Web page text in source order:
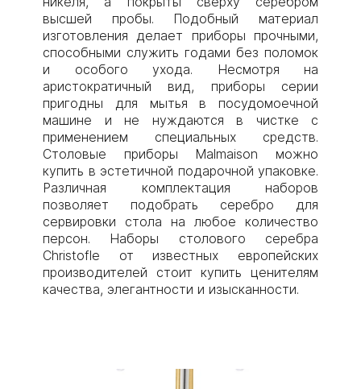
высшей пробы. Подобный материал
изготовления делает приборы прочными,
способными служить годами без поломок
и особого ухода. Несмотря на
аристократичный вид, приборы серии
пригодны для мытья в посудомоечной
машине и не нуждаются в чистке с
применением специальных средств.
Столовые приборы Malmaison можно
купить в эстетичной подарочной упаковке.
Различная комплектация наборов
позволяет подобрать серебро для
сервировки стола на любое количество
персон. Наборы столового серебра
Christofle от известных европейских
производителей стоит купить ценителям
качества, элегантности и изысканности.